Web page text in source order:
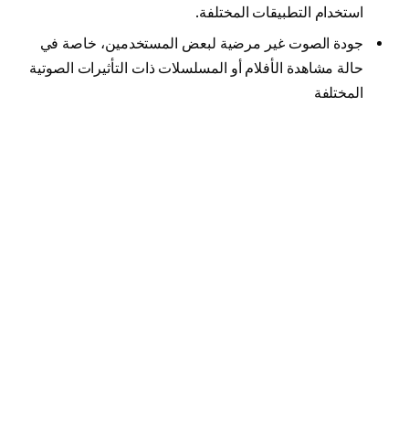
استخدام التطبيقات المختلفة.
جودة الصوت غير مرضية لبعض المستخدمين، خاصة في
حالة مشاهدة الأفلام أو المسلسلات ذات التأثيرات الصوتية
المختلفة